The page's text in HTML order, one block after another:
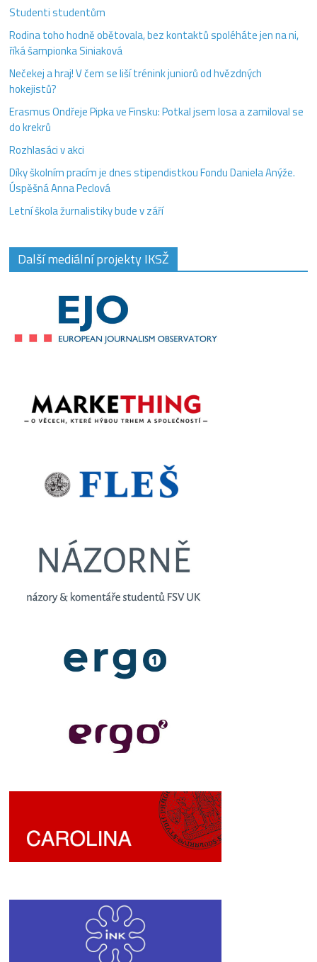
Studenti studentům
Rodina toho hodně obětovala, bez kontaktů spoléháte jen na ni,
říká šampionka Siniaková
Nečekej a hraj! V čem se liší trénink juniorů od hvězdných
hokejistů?
Erasmus Ondřeje Pipka ve Finsku: Potkal jsem losa a zamiloval se
do krekrů
Rozhlasáci v akci
Díky školním pracím je dnes stipendistkou Fondu Daniela Anýže.
Úspěšná Anna Peclová
Letní škola žurnalistiky bude v září
Další mediální projekty IKSŽ